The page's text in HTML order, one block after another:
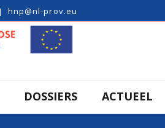
hnp@nl-prov.eu
DOSSIERS ACTUEEL